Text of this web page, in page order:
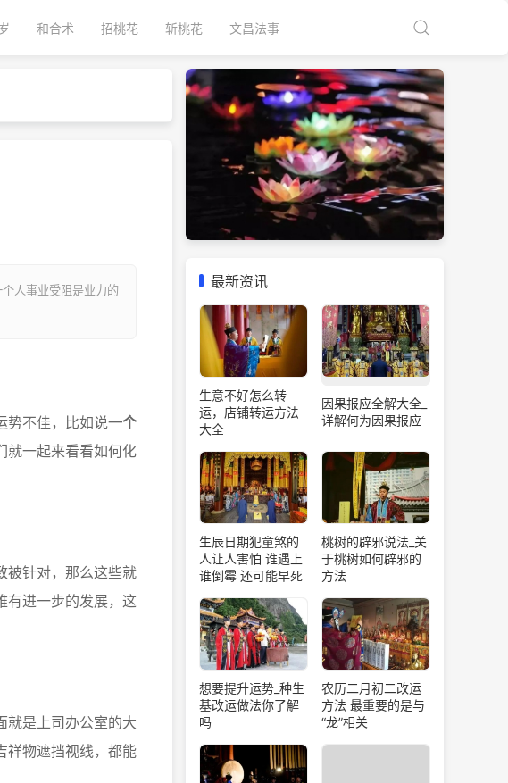
和合术 招桃花 斩桃花 文昌法事
人事业受阻是业力的
势不佳，比如说一个
就一起来看看如何化
被针对，那么这些就
有进一步的发展，这
就是上司办公室的大
祥物遮挡视线，都能
最新资讯
生意不好怎么转
运，店铺转运方法
大全
因果报应全解大全_
详解何为因果报应
生辰日期犯童煞的
人让人害怕 谁遇上
谁倒霉 还可能早死
桃树的辟邪说法_关
于桃树如何辟邪的
方法
想要提升运势_种生
基改运做法你了解
吗
农历二月初二改运
方法 最重要的是与
“龙”相关